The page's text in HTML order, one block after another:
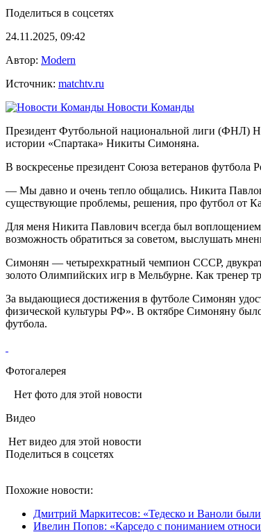
Поделиться в соцсетях
24.11.2025, 09:42
Автор: Modern
Источник: matchtv.ru
Новости Команды
Президент Футбольной национальной лиги (ФНЛ)
истории «Спартака» Никиты Симоняна.
В воскресенье президент Союза ветеранов
— Мы давно и очень тепло общались. Никита
существующие проблемы, решения, про футбол от
Для меня Никита Павлович всегда был
возможность обратиться за советом, выслушать
Симонян — четырехкратный чемпион СССР,
золото Олимпийских игр в Мельбурне. Как тренер
За выдающиеся достижения в футболе Симонян
физической культуры РФ». В октябре Симоняну было
футбола.
Фотогалерея
Нет фото для этой новости
Видео
Нет видео для этой новости
Поделиться в соцсетях
Похожие новости:
Дмитрий Маркитесов: «Тедеско и Ваноли
Ивелин Попов: «Карседо с пониманием